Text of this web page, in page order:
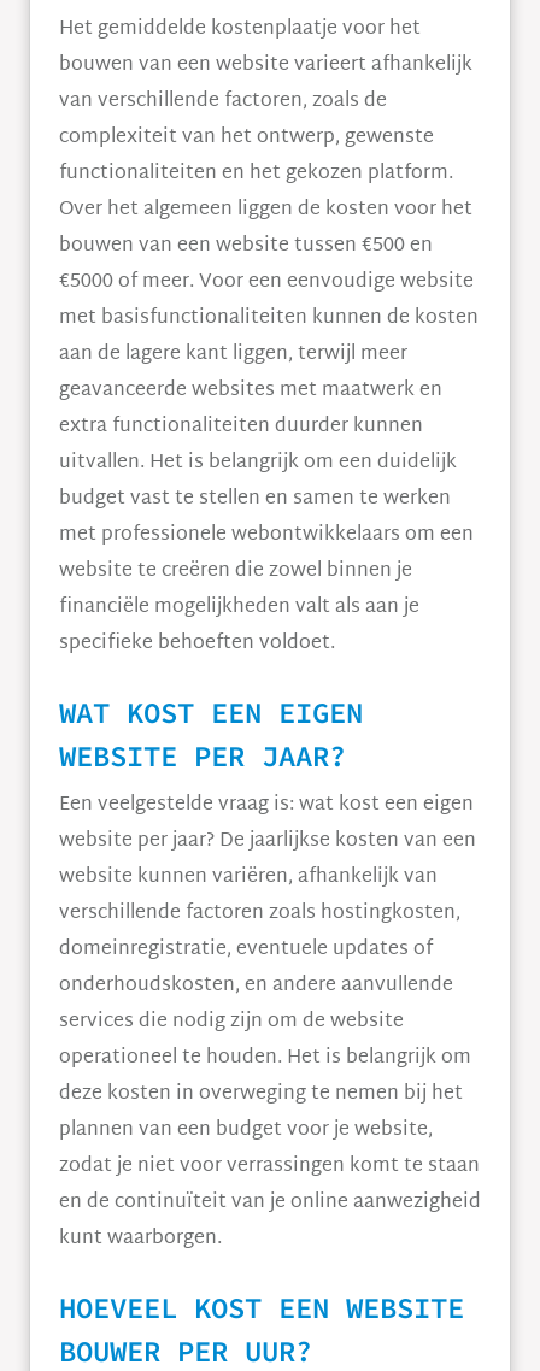
Het gemiddelde kostenplaatje voor het
bouwen van een website varieert afhankelijk
van verschillende factoren, zoals de
complexiteit van het ontwerp, gewenste
functionaliteiten en het gekozen platform.
Over het algemeen liggen de kosten voor het
bouwen van een website tussen €500 en
€5000 of meer. Voor een eenvoudige website
met basisfunctionaliteiten kunnen de kosten
aan de lagere kant liggen, terwijl meer
geavanceerde websites met maatwerk en
extra functionaliteiten duurder kunnen
uitvallen. Het is belangrijk om een duidelijk
budget vast te stellen en samen te werken
met professionele webontwikkelaars om een
website te creëren die zowel binnen je
financiële mogelijkheden valt als aan je
specifieke behoeften voldoet.
WAT KOST EEN EIGEN
WEBSITE PER JAAR?
Een veelgestelde vraag is: wat kost een eigen
website per jaar? De jaarlijkse kosten van een
website kunnen variëren, afhankelijk van
verschillende factoren zoals hostingkosten,
domeinregistratie, eventuele updates of
onderhoudskosten, en andere aanvullende
services die nodig zijn om de website
operationeel te houden. Het is belangrijk om
deze kosten in overweging te nemen bij het
plannen van een budget voor je website,
zodat je niet voor verrassingen komt te staan
en de continuïteit van je online aanwezigheid
kunt waarborgen.
HOEVEEL KOST EEN WEBSITE
BOUWER PER UUR?